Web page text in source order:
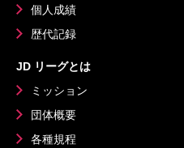
個人成績
歴代記録
JD リーグとは
ミッション
団体概要
各種規程